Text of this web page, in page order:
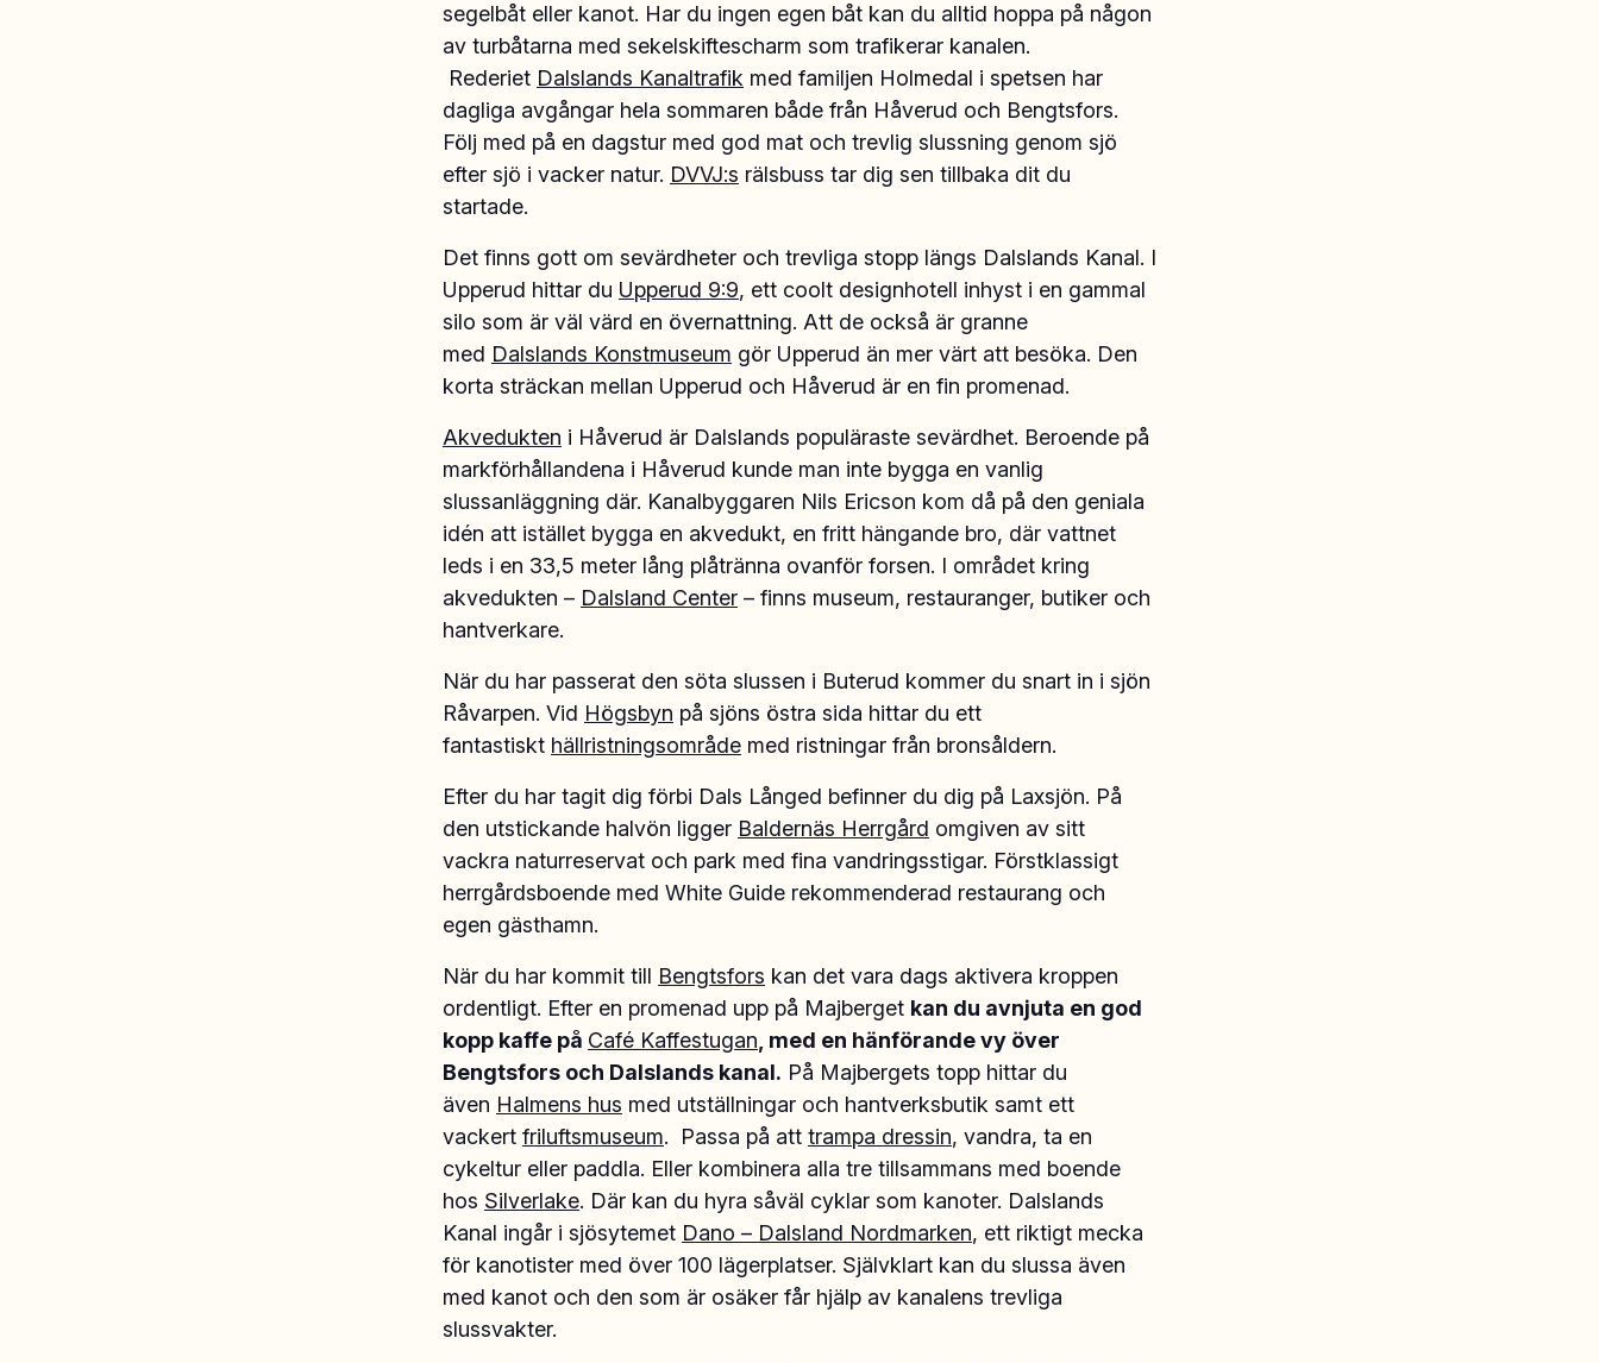
segelbåt eller kanot. Har du ingen egen båt kan du alltid hoppa på någon
av turbåtarna med sekelskiftescharm som trafikerar kanalen.
Rederiet Dalslands Kanaltrafik med familjen Holmedal i spetsen har
dagliga avgångar hela sommaren både från Håverud och Bengtsfors.
Följ med på en dagstur med god mat och trevlig slussning genom sjö
efter sjö i vacker natur. DVVJ:s rälsbuss tar dig sen tillbaka dit du
startade.
Det finns gott om sevärdheter och trevliga stopp längs Dalslands Kanal. I
Upperud hittar du Upperud 9:9, ett coolt designhotell inhyst i en gammal
silo som är väl värd en övernattning. Att de också är granne
med Dalslands Konstmuseum gör Upperud än mer värt att besöka. Den
korta sträckan mellan Upperud och Håverud är en fin promenad.
Akvedukten i Håverud är Dalslands populäraste sevärdhet. Beroende på
markförhållandena i Håverud kunde man inte bygga en vanlig
slussanläggning där. Kanalbyggaren Nils Ericson kom då på den geniala
idén att istället bygga en akvedukt, en fritt hängande bro, där vattnet
leds i en 33,5 meter lång plåtränna ovanför forsen. I området kring
akvedukten – Dalsland Center – finns museum, restauranger, butiker och
hantverkare.
När du har passerat den söta slussen i Buterud kommer du snart in i sjön
Råvarpen. Vid Högsbyn på sjöns östra sida hittar du ett
fantastiskt hällristningsområde med ristningar från bronsåldern.
Efter du har tagit dig förbi Dals Långed befinner du dig på Laxsjön. På
den utstickande halvön ligger Baldernäs Herrgård omgiven av sitt
vackra naturreservat och park med fina vandringsstigar. Förstklassigt
herrgårdsboende med White Guide rekommenderad restaurang och
egen gästhamn.
När du har kommit till Bengtsfors kan det vara dags aktivera kroppen
ordentligt. Efter en promenad upp på Majberget kan du avnjuta en god
kopp kaffe på Café Kaffestugan , med en hänförande vy över
Bengtsfors och Dalslands kanal. På Majbergets topp hittar du
även Halmens hus med utställningar och hantverksbutik samt ett
vackert friluftsmuseum. Passa på att trampa dressin, vandra, ta en
cykeltur eller paddla. Eller kombinera alla tre tillsammans med boende
hos Silverlake. Där kan du hyra såväl cyklar som kanoter. Dalslands
Kanal ingår i sjösytemet Dano – Dalsland Nordmarken, ett riktigt mecka
för kanotister med över 100 lägerplatser. Självklart kan du slussa även
med kanot och den som är osäker får hjälp av kanalens trevliga
slussvakter.